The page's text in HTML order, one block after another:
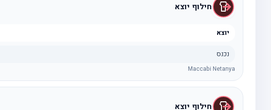
חילוף יוצא
יוצא
נכנס
Maccabi Netanya
חילוף יוצא